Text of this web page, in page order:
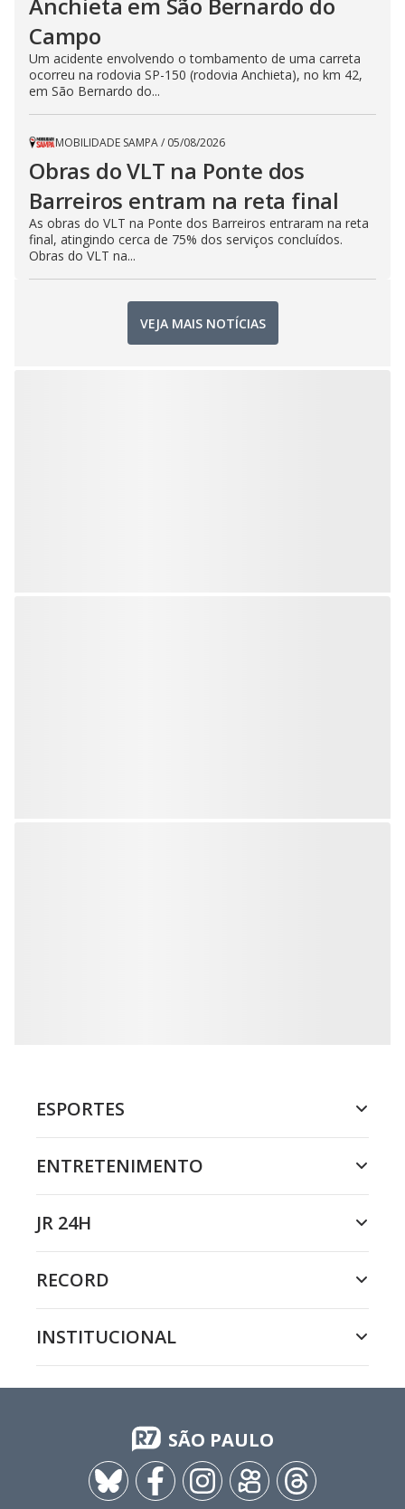
Campo
Um acidente envolvendo o tombamento de uma carreta
ocorreu na rodovia SP-150 (rodovia Anchieta), no km 42,
em São Bernardo do...
MOBILIDADE SAMPA/ 05/08/2026
Obras do VLT na Ponte dos
Barreiros entram na reta final
As obras do VLT na Ponte dos Barreiros entraram na reta
final, atingindo cerca de 75% dos serviços concluídos.
Obras do VLT na...
VEJA MAIS NOTÍCIAS
ESPORTES
ENTRETENIMENTO
JR 24H
RECORD
INSTITUCIONAL
SÃO PAULO